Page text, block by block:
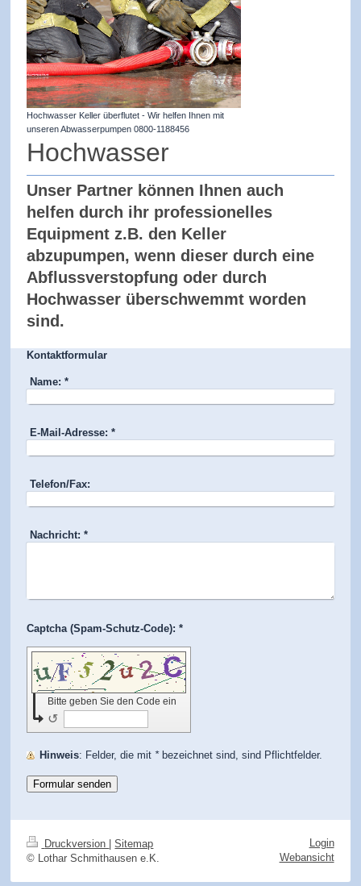
Hochwasser Keller überflutet - Wir helfen Ihnen mit
unseren Abwasserpumpen 0800-1188456
Hochwasser
Unser Partner können Ihnen auch
helfen durch ihr professionelles
Equipment z.B. den Keller
abzupumpen, wenn dieser durch eine
Abflussverstopfung oder durch
Hochwasser überschwemmt worden
sind.
Kontaktformular
Name: *
E-Mail-Adresse: *
Telefon/Fax:
Nachricht: *
Captcha (Spam-Schutz-Code): *
Bitte geben Sie den Code ein
↺
Hinweis : Felder, die mit *bezeichnet sind, sind Pflichtfelder.
Druckversion | Sitemap
© Lothar Schmithausen e.K.
Login
Webansicht